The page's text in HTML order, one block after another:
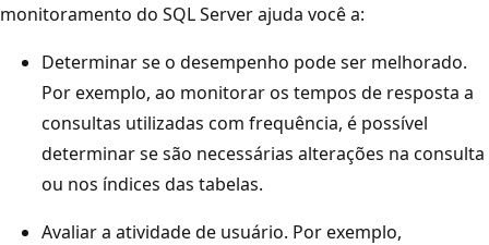
monitoramento do SQL Server ajuda você a:
Determinar se o desempenho pode ser melhorado.
Por exemplo, ao monitorar os tempos de resposta a
consultas utilizadas com frequência, é possível
determinar se são necessárias alterações na consulta
ou nos índices das tabelas.
Avaliar a atividade de usuário. Por exemplo,